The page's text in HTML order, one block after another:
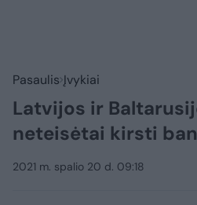
Pasaulis Įvykiai
Latvijos ir
neteisėtai kirsti
2021 m. spalio 20 d. 09:18